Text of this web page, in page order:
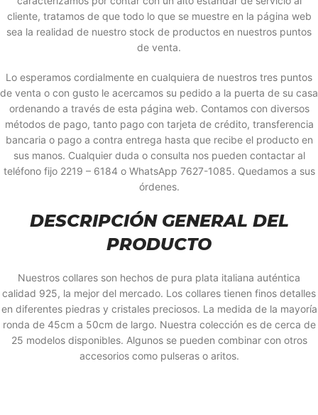
cliente, tratamos de que todo lo que se muestre en la página web
sea la realidad de nuestro stock de productos en nuestros puntos
de venta.
Lo esperamos cordialmente en cualquiera de nuestros tres puntos
de venta o con gusto le acercamos su pedido a la puerta de su casa
ordenando a través de esta página web. Contamos con diversos
métodos de pago, tanto pago con tarjeta de crédito, transferencia
bancaria o pago a contra entrega hasta que recibe el producto en
sus manos. Cualquier duda o consulta nos pueden contactar al
teléfono fijo 2219 – 6184 o WhatsApp 7627-1085. Quedamos a sus
órdenes.
DESCRIPCIÓN GENERAL DEL
PRODUCTO
Nuestros collares son hechos de pura plata italiana auténtica
calidad 925, la mejor del mercado. Los collares tienen finos detalles
en diferentes piedras y cristales preciosos. La medida de la mayoría
ronda de 45cm a 50cm de largo. Nuestra colección es de cerca de
25 modelos disponibles. Algunos se pueden combinar con otros
accesorios como pulseras o aritos.